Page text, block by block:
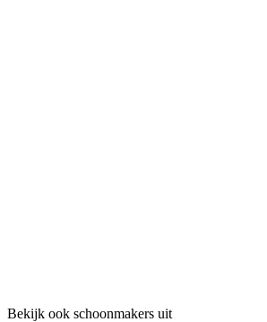
Bekijk ook schoonmakers uit